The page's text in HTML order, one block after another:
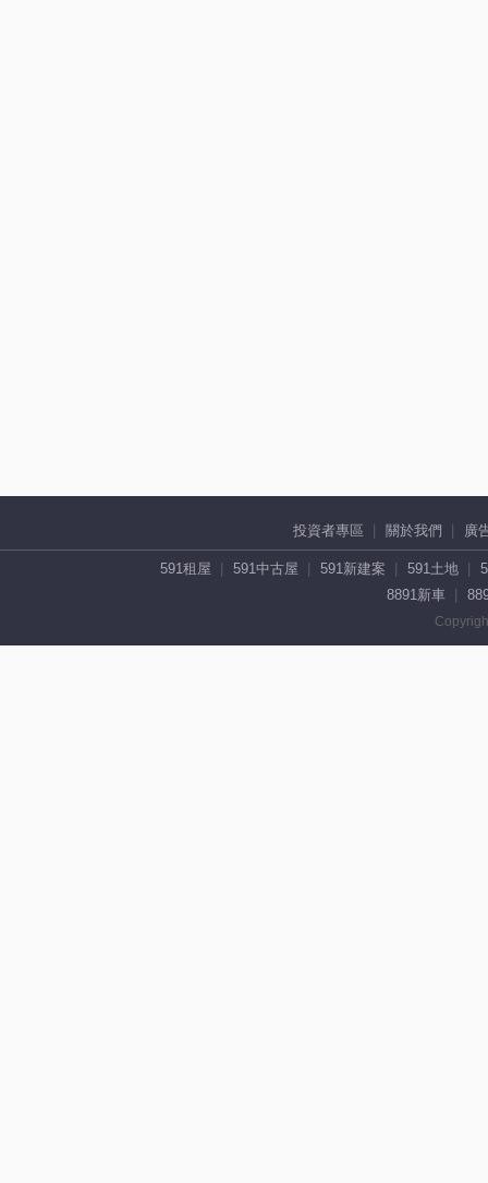
投資者專區 關於我們 廣
591租屋 591中古屋 591新建案 591土地
8891新車